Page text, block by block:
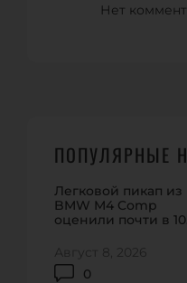
Нет
ПОПУЛЯРНЫЕ
Легковой пикап из
BMW M4 Comp
оценили почти в
0
Август 8, 2026